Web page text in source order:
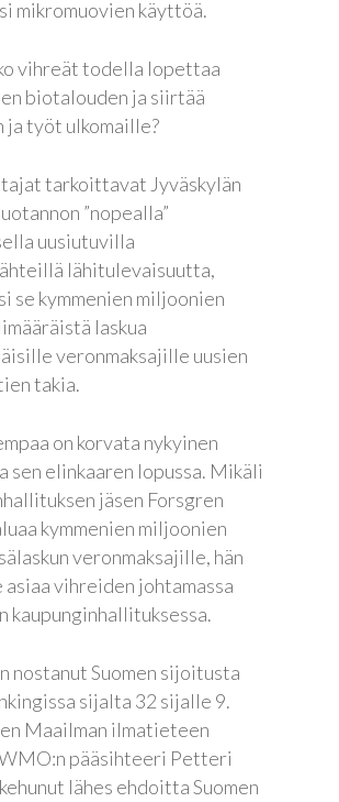
mikromuovien käyttöä.
vihreät todella lopettaa
biotalouden ja siirtää
ja työt ulkomaille?
tarkoittavat Jyväskylän
”nopealla”
uusiutuvilla
lähitulevaisuutta,
se kymmenien miljoonien
laskua
veronmaksajille uusien
takia.
on korvata nykyinen
sen elinkaaren lopussa. Mikäli
jäsen Forsgren
kymmenien miljoonien
veronmaksajille, hän
vihreiden johtamassa
kaupunginhallituksessa.
nostanut Suomen sijoitusta
sijalta 32 sijalle 9.
Maailman ilmatieteen
pääsihteeri Petteri
lähes ehdoitta Suomen
Etusivu
Joonas
Blogi
Osallistu
EN
RU